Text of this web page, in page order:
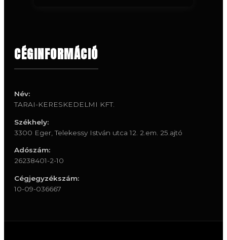
CÉGINFORMÁCIÓ
Név:
TARAI-KERESKEDELMI KFT.
Székhely:
3300 Eger, Telekessy István utca 12. 2.em. 25.ajtó
Adószám:
26238401-2-10
Cégjegyzékszám:
10-09-036667